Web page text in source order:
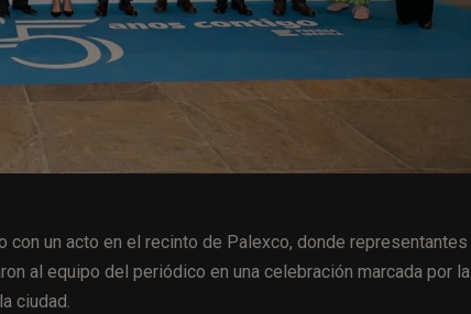
con un acto en el recinto de Palexco, donde representantes
al equipo del periódico en una celebración marcada por la
ciudad.